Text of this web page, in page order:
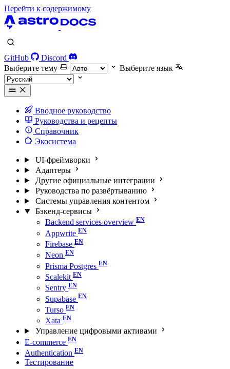
Перейти к содержимому
GitHub
Discord
Выберите тему
Выберите язык
Вводное руководство
Руководства и рецепты
Справочник
Экосистема
UI-фреймворки
Адаптеры
Другие официальные интеграции
Руководства по развёртыванию
Системы управления контентом
Бэкенд-сервисы
Backend services overview
Appwrite
Firebase
Neon
Prisma Postgres
Scalekit
Sentry
Supabase
Turso
Xata
Управление цифровыми активами
E-commerce
Authentication
Тестирование